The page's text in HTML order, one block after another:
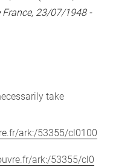
23/07/1948 -
take
ark:/53355/cl0100
ark:/53355/cl0